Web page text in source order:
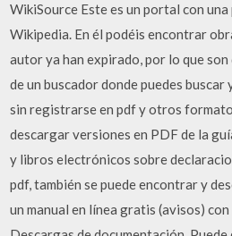
WikiSource Este es un portal con
Wikipedia. En él podéis encontrar
autor ya han expirado, por lo que
de un buscador donde puedes
sin registrarse en pdf y otros
descargar versiones en PDF de la
y libros electrónicos sobre
pdf, también se puede encontrar y
un manual en línea gratis (avisos)